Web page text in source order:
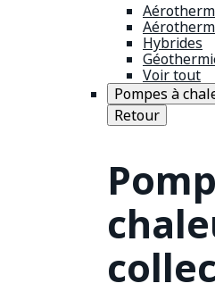
Hybrides
Voir tout
Pompes à
Retour